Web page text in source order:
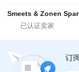
Smeets & Zonen
订